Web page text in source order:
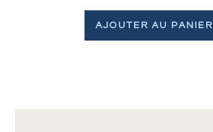
AJOUTER AU PANIER